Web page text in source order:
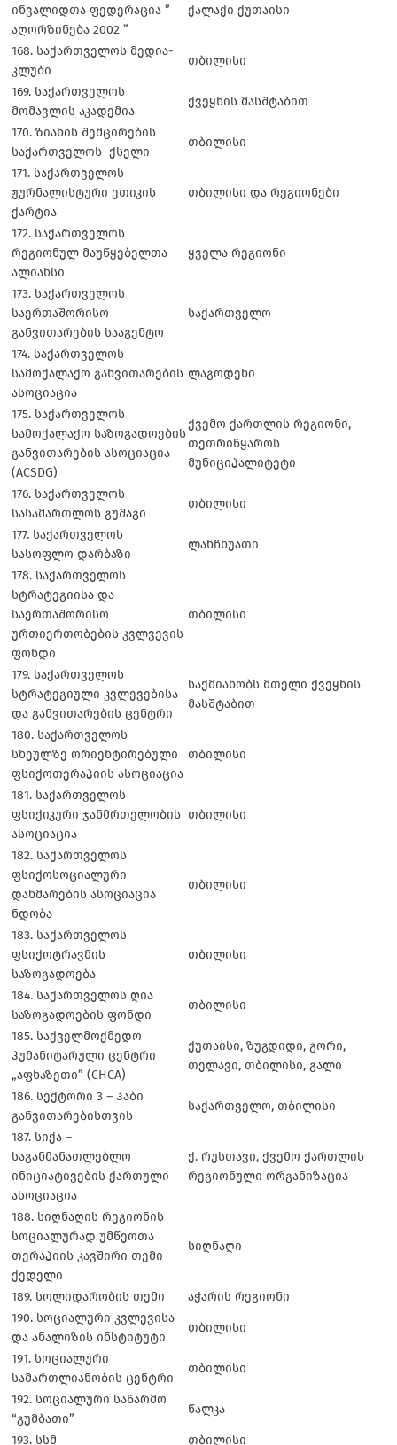
ინვალიდთა ფედერაცია ”
აღორზინება 2002 ”
ქალაქი ქუთაისი
168. საქართველოს მედია-
კლუბი
თბილისი
169. საქართველოს
მომავლის აკადემია
ქვეყნის მასშტაბით
170. ზიანის შემცირების
საქართველოს ქსელი
თბილისი
171. საქართველოს
ჟურნალისტური ეთიკის
ქარტია
თბილისი და რეგიონები
172. საქართველოს
რეგიონულ მაუწყებელთა
ალიანსი
ყველა რეგიონი
173. საქართველოს
საერთაშორისო
განვითარების სააგენტო
საქართველო
174. საქართველოს
სამოქალაქო განვითარების
ასოციაცია
ლაგოდეხი
175. საქართველოს
სამოქალაქო საზოგადოების
განვითარების ასოციაცია
(ACSDG)
ქვემო ქართლის რეგიონი,
თეთრიწყაროს
მუნიციპალიტეტი
176. საქართველოს
სასამართლოს გუშაგი
თბილისი
177. საქართველოს
სასოფლო დარბაზი
ლანჩხუათი
178. საქართველოს
სტრატეგიისა და
საერთაშორისო
ურთიერთობების კვლვევის
ფონდი
თბილისი
179. საქართველოს
სტრატეგიული კვლევებისა
და განვითარების ცენტრი
საქმიანობს მთელი ქვეყნის
მასშტაბით
180. საქართველოს
სხეულზე ორიენტირებული
ფსიქოთერაპიის ასოციაცია
თბილისი
181. საქართველოს
ფსიქიკური ჯანმრთელობის
ასოციაცია
თბილისი
182. საქართველოს
ფსიქოსოციალური
დახმარების ასოციაცია
ნდობა
თბილისი
183. საქართველოს
ფსიქოტრავმის
საზოგადოება
თბილისი
184. საქართველოს ღია
საზოგადოების ფონდი
თბილისი
185. საქველმოქმედო
ჰუმანიტარული ცენტრი
„აფხაზეთი” (CHCA)
ქუთაისი, ზუგდიდი, გორი,
თელავი, თბილისი, გალი
186. სექტორი 3 – ჰაბი
განვითარებისთვის
საქართველო, თბილისი
187. სიქა –
საგანმანათლებლო
ინიციატივების ქართული
ასოციაცია
ქ. რუსთავი, ქვემო ქართლის
რეგიონული ორგანიზაცია
188. სიღნაღის რეგიონის
სოციალურად უმწეოთა
თერაპიის კავშირი თემი
ქედელი
სიღნაღი
189. სოლიდარობის თემი
აჭარის რეგიონი
190. სოციალური კვლევისა
და ანალიზის ინსტიტუტი
თბილისი
191. სოციალური
სამართლიანობის ცენტრი
თბილისი
192. სოციალური საწარმო
“გუმბათი”
წალკა
193. სსმ თბილისი